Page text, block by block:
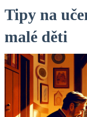
Tipy na
malé děti